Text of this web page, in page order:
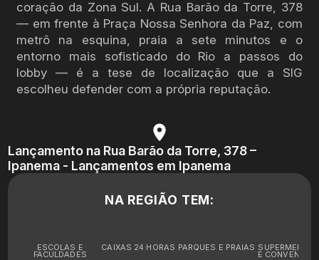
coração da Zona Sul. A Rua Barão da Torre, 378
— em frente à Praça Nossa Senhora da Paz, com
metrô na esquina, praia a sete minutos e o
entorno mais sofisticado do Rio a passos do
lobby — é a tese de localização que a SIG
escolheu defender com a própria reputação.
Lançamento na Rua Barão da Torre, 378 –
Ipanema - Lançamentos em Ipanema
NA REGIÃO TEM:
ESCOLAS E
FACULDADES
CAIXAS 24 HORAS PARQUES E PRAIAS
E